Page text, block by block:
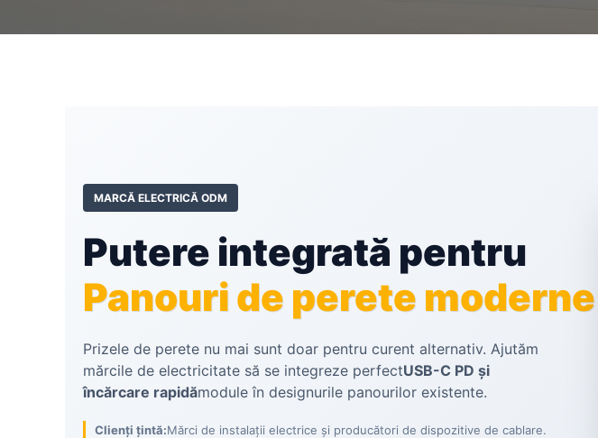
MARCĂ ELECTRICĂ ODM
Putere integrată pentru
Panouri de perete moderne
Prizele de perete nu mai sunt doar pentru curent alternativ. Ajutăm
mărcile de electricitate să se integreze perfectUSB-C PD și
încărcare rapidămodule în designurile panourilor existente.
Clienți țintă:Mărci de instalații electrice și producători de dispozitive de cablare.